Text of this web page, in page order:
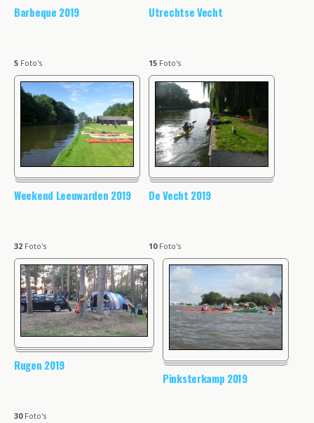
Barbeque 2019
5 Foto's
Utrechtse Vecht
15 Foto's
Weekend Leeuwarden 2019
32 Foto's
De Vecht 2019
10Foto's
Rugen 2019
30Foto's
Pinksterkamp 2019